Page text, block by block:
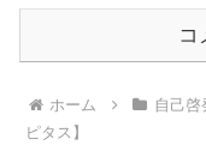
コ
ホーム 自己啓
ピタス】